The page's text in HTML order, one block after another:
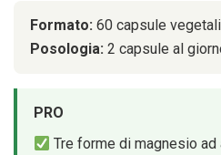
Formato: 60 capsule
Posologia: 2 capsule al
PRO
Tre forme di magnesio